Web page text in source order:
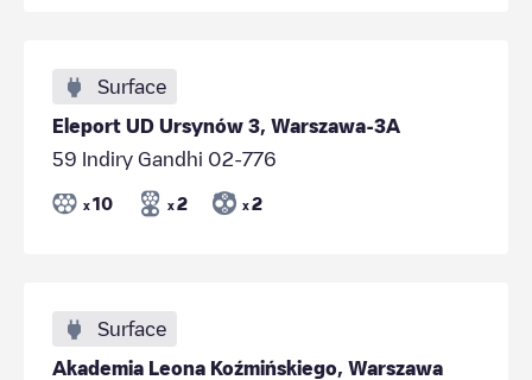
Surface
Eleport UD Ursynów 3, Warszawa-3A
59 Indiry Gandhi 02-776
x 10 x 2 x 2
Surface
Akademia Leona Koźmińskiego, Warszawa